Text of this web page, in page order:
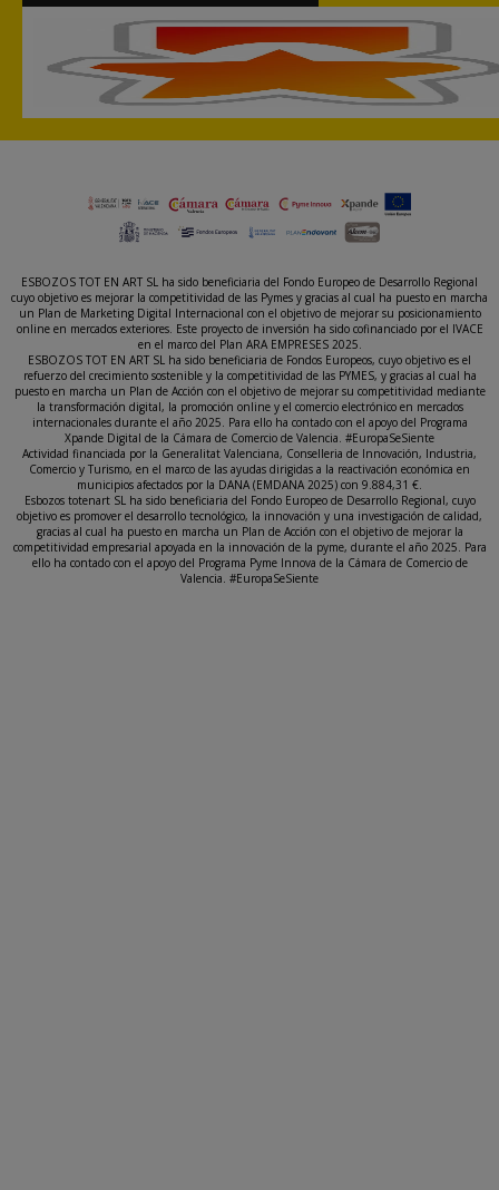
ESBOZOS TOT EN ART SL ha sido beneficiaria del Fondo Europeo de Desarrollo Regional
cuyo objetivo es mejorar la competitividad de las Pymes y gracias al cual ha puesto en marcha
un Plan de Marketing Digital Internacional con el objetivo de mejorar su posicionamiento
online en mercados exteriores. Este proyecto de inversión ha sido cofinanciado por el IVACE
en el marco del Plan ARA EMPRESES 2025.
ESBOZOS TOT EN ART SL ha sido beneficiaria de Fondos Europeos, cuyo objetivo es el
refuerzo del crecimiento sostenible y la competitividad de las PYMES, y gracias al cual ha
puesto en marcha un Plan de Acción con el objetivo de mejorar su competitividad mediante
la transformación digital, la promoción online y el comercio electrónico en mercados
internacionales durante el año 2025. Para ello ha contado con el apoyo del Programa
Xpande Digital de la Cámara de Comercio de Valencia. #EuropaSeSiente
Actividad financiada por la Generalitat Valenciana, Conselleria de Innovación, Industria,
Comercio y Turismo, en el marco de las ayudas dirigidas a la reactivación económica en
municipios afectados por la DANA (EMDANA 2025) con 9.884,31 €.
Esbozos totenart SL ha sido beneficiaria del Fondo Europeo de Desarrollo Regional, cuyo
objetivo es promover el desarrollo tecnológico, la innovación y una investigación de calidad,
gracias al cual ha puesto en marcha un Plan de Acción con el objetivo de mejorar la
competitividad empresarial apoyada en la innovación de la pyme, durante el año 2025. Para
ello ha contado con el apoyo del Programa Pyme Innova de la Cámara de Comercio de
Valencia. #EuropaSeSiente